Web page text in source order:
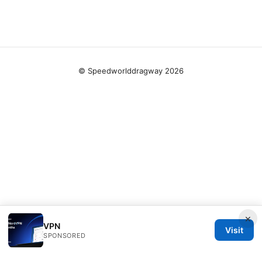
×
VPN
SPONSORED
Visit
© Speedworlddragway 2026